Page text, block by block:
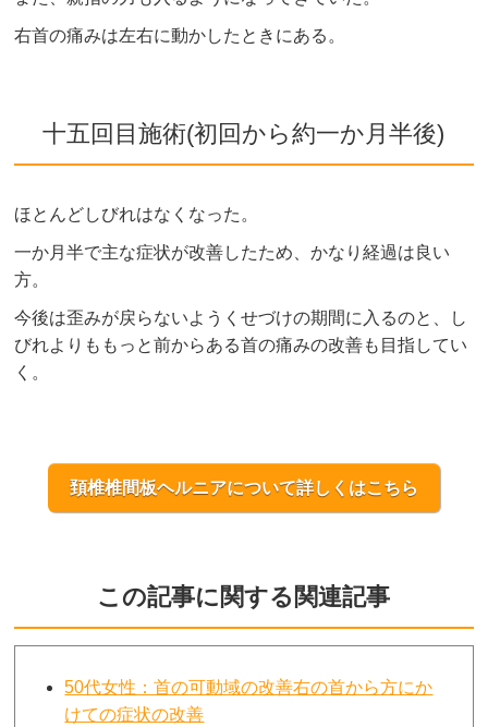
右首の痛みは左右に動かしたときにある。
十五回目施術(初回から約一か月半後)
ほとんどしびれはなくなった。
一か月半で主な症状が改善したため、かなり経過は良い
方。
今後は歪みが戻らないようくせづけの期間に入るのと、し
びれよりももっと前からある首の痛みの改善も目指してい
く。
頚椎椎間板ヘルニアについて詳しくはこちら
この記事に関する関連記事
50代女性：首の可動域の改善右の首から方にか
けての症状の改善